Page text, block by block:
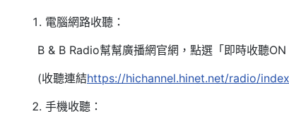
電腦網路收聽：
B & B Radio幫幫廣播網官網，點選「即時收聽
(收聽連結https://hichannel.hinet.net/radio/
手機收聽：